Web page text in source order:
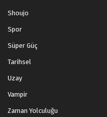
Shoujo
Spor
Süper Güç
Tarihsel
Uzay
Vampir
Zaman Yolculuğu